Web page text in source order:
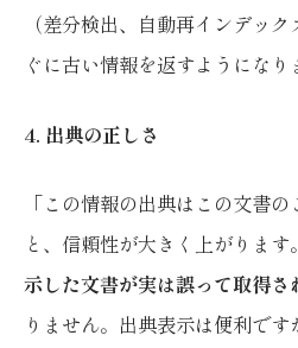
（差分検出、自動再インデッ
ぐに古い情報を返すようになり
4. 出典の正しさ
「この情報の出典はこの文書
と、信頼性が大きく上がります
示した文書が実は誤って取得さ
りません。出典表示は便利で